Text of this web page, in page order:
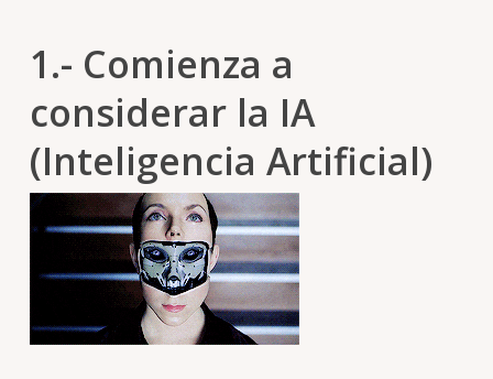
1.- Comienza a
considerar la IA
(Inteligencia Artificial)